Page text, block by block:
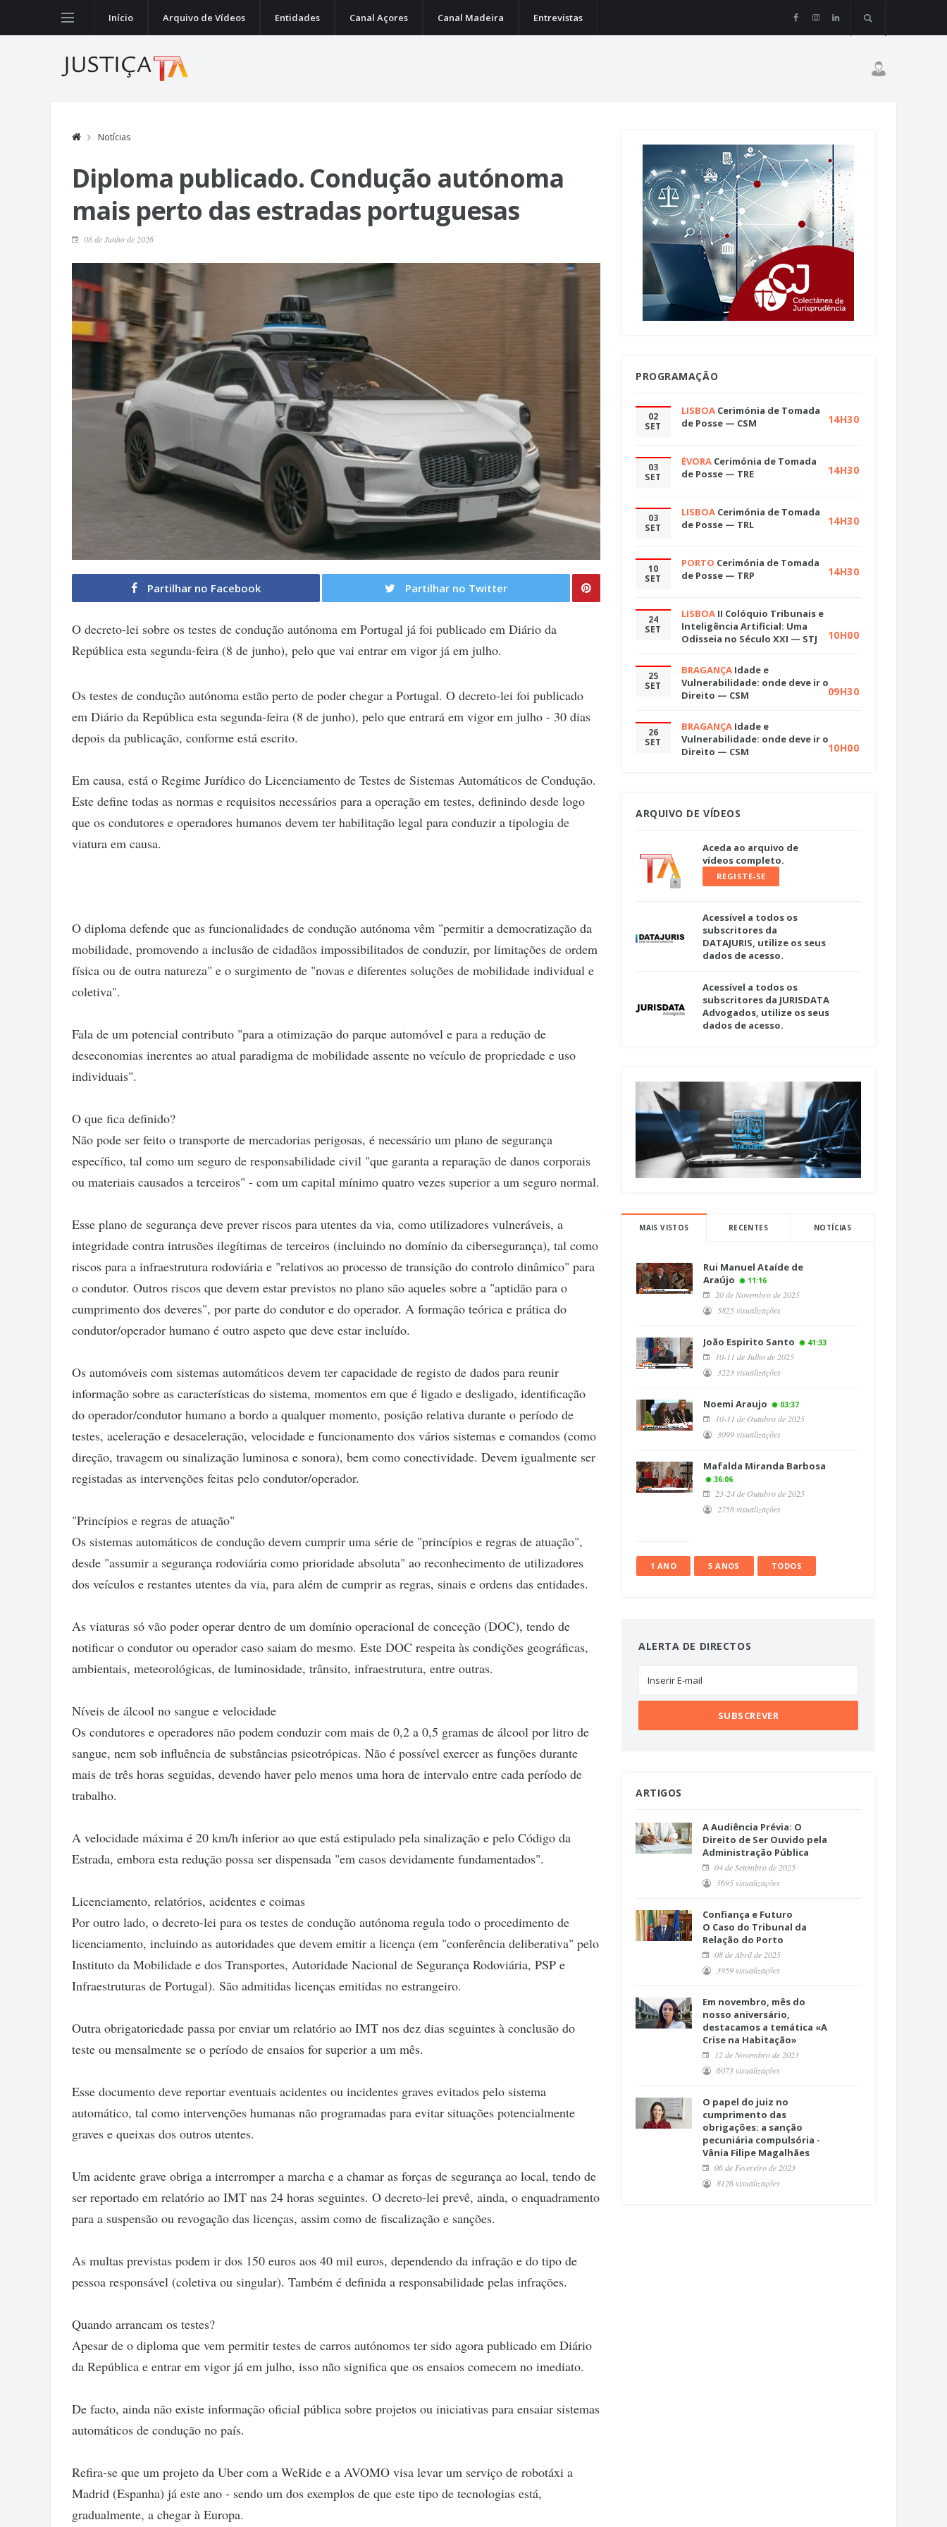
Início Arquivo de Vídeos Entidades Canal Açores Canal Madeira Entrevistas
Notícias
Diploma publicado. Condução autónoma
mais perto das estradas portuguesas
08 de Junho de 2026
Partilhar no Facebook Partilhar no Twitter
O decreto-lei sobre os testes de condução autónoma em Portugal já foi publicado em Diário da
República esta segunda-feira (8 de junho), pelo que vai entrar em vigor já em julho.
Os testes de condução autónoma estão perto de poder chegar a Portugal. O decreto-lei foi publicado
em Diário da República esta segunda-feira (8 de junho), pelo que entrará em vigor em julho - 30 dias
depois da publicação, conforme está escrito.
Em causa, está o Regime Jurídico do Licenciamento de Testes de Sistemas Automáticos de Condução.
Este define todas as normas e requisitos necessários para a operação em testes, definindo desde logo
que os condutores e operadores humanos devem ter habilitação legal para conduzir a tipologia de
viatura em causa.
O diploma defende que as funcionalidades de condução autónoma vêm "permitir a democratização da
mobilidade, promovendo a inclusão de cidadãos impossibilitados de conduzir, por limitações de ordem
física ou de outra natureza" e o surgimento de "novas e diferentes soluções de mobilidade individual e
coletiva".
Fala de um potencial contributo "para a otimização do parque automóvel e para a redução de
deseconomias inerentes ao atual paradigma de mobilidade assente no veículo de propriedade e uso
individuais".
O que fica definido?
Não pode ser feito o transporte de mercadorias perigosas, é necessário um plano de segurança
específico, tal como um seguro de responsabilidade civil "que garanta a reparação de danos corporais
ou materiais causados a terceiros" - com um capital mínimo quatro vezes superior a um seguro normal.
Esse plano de segurança deve prever riscos para utentes da via, como utilizadores vulneráveis, a
integridade contra intrusões ilegítimas de terceiros (incluindo no domínio da cibersegurança), tal como
riscos para a infraestrutura rodoviária e "relativos ao processo de transição do controlo dinâmico" para
o condutor. Outros riscos que devem estar previstos no plano são aqueles sobre a "aptidão para o
cumprimento dos deveres", por parte do condutor e do operador. A formação teórica e prática do
condutor/operador humano é outro aspeto que deve estar incluído.
Os automóveis com sistemas automáticos devem ter capacidade de registo de dados para reunir
informação sobre as características do sistema, momentos em que é ligado e desligado, identificação
do operador/condutor humano a bordo a qualquer momento, posição relativa durante o período de
testes, aceleração e desaceleração, velocidade e funcionamento dos vários sistemas e comandos (como
direção, travagem ou sinalização luminosa e sonora), bem como conectividade. Devem igualmente ser
registadas as intervenções feitas pelo condutor/operador.
"Princípios e regras de atuação"
Os sistemas automáticos de condução devem cumprir uma série de "princípios e regras de atuação",
desde "assumir a segurança rodoviária como prioridade absoluta" ao reconhecimento de utilizadores
dos veículos e restantes utentes da via, para além de cumprir as regras, sinais e ordens das entidades.
As viaturas só vão poder operar dentro de um domínio operacional de conceção (DOC), tendo de
notificar o condutor ou operador caso saiam do mesmo. Este DOC respeita às condições geográficas,
ambientais, meteorológicas, de luminosidade, trânsito, infraestrutura, entre outras.
Níveis de álcool no sangue e velocidade
Os condutores e operadores não podem conduzir com mais de 0,2 a 0,5 gramas de álcool por litro de
sangue, nem sob influência de substâncias psicotrópicas. Não é possível exercer as funções durante
mais de três horas seguidas, devendo haver pelo menos uma hora de intervalo entre cada período de
trabalho.
A velocidade máxima é 20 km/h inferior ao que está estipulado pela sinalização e pelo Código da
Estrada, embora esta redução possa ser dispensada "em casos devidamente fundamentados".
Licenciamento, relatórios, acidentes e coimas
Por outro lado, o decreto-lei para os testes de condução autónoma regula todo o procedimento de
licenciamento, incluindo as autoridades que devem emitir a licença (em "conferência deliberativa" pelo
Instituto da Mobilidade e dos Transportes, Autoridade Nacional de Segurança Rodoviária, PSP e
Infraestruturas de Portugal). São admitidas licenças emitidas no estrangeiro.
Outra obrigatoriedade passa por enviar um relatório ao IMT nos dez dias seguintes à conclusão do
teste ou mensalmente se o período de ensaios for superior a um mês.
Esse documento deve reportar eventuais acidentes ou incidentes graves evitados pelo sistema
automático, tal como intervenções humanas não programadas para evitar situações potencialmente
graves e queixas dos outros utentes.
Um acidente grave obriga a interromper a marcha e a chamar as forças de segurança ao local, tendo de
ser reportado em relatório ao IMT nas 24 horas seguintes. O decreto-lei prevê, ainda, o enquadramento
para a suspensão ou revogação das licenças, assim como de fiscalização e sanções.
As multas previstas podem ir dos 150 euros aos 40 mil euros, dependendo da infração e do tipo de
pessoa responsável (coletiva ou singular). Também é definida a responsabilidade pelas infrações.
Quando arrancam os testes?
Apesar de o diploma que vem permitir testes de carros autónomos ter sido agora publicado em Diário
da República e entrar em vigor já em julho, isso não significa que os ensaios comecem no imediato.
De facto, ainda não existe informação oficial pública sobre projetos ou iniciativas para ensaiar sistemas
automáticos de condução no país.
Refira-se que um projeto da Uber com a WeRide e a AVOMO visa levar um serviço de robotáxi a
Madrid (Espanha) já este ano - sendo um dos exemplos de que este tipo de tecnologias está,
gradualmente, a chegar à Europa.
PROGRAMAÇÃO
02
SET
LISBOA Cerimónia de Tomada
de Posse — CSM
14H30
03
SET
ÉVORA Cerimónia de Tomada
de Posse — TRE
14H30
03
SET
LISBOA Cerimónia de Tomada
de Posse — TRL
14H30
10
SET
PORTO Cerimónia de Tomada
de Posse — TRP
14H30
24
SET
LISBOA II Colóquio Tribunais e
Inteligência Artificial: Uma
Odisseia no Século XXI — STJ
10H00
25
SET
BRAGANÇA Idade e
Vulnerabilidade: onde deve ir o
Direito — CSM
09H30
26
SET
BRAGANÇA Idade e
Vulnerabilidade: onde deve ir o
Direito — CSM
10H00
ARQUIVO DE VÍDEOS
Aceda ao arquivo de
vídeos completo.
REGISTE-SE
Acessível a todos os
subscritores da
DATAJURIS, utilize os seus
dados de acesso.
Acessível a todos os
subscritores da JURISDATA
Advogados, utilize os seus
dados de acesso.
MAIS VISTOS RECENTES NOTÍCIAS
Rui Manuel Ataíde de
Araújo
11:16
20 de Novembro de 2025
5825 visualizações
João Espirito Santo 41:33
10-11 de Julho de 2025
3223 visualizações
Noemi Araujo 03:37
10-11 de Outubro de 2025
3099 visualizações
Mafalda Miranda Barbosa
36:06
23-24 de Outubro de 2025
2758 visualizações
1 ANO 5 ANOS TODOS
ALERTA DE DIRECTOS
ARTIGOS
A Audiência Prévia: O
Direito de Ser Ouvido pela
Administração Pública
04 de Setembro de 2025
5695 visualizações
Confiança e Futuro
O Caso do Tribunal da
Relação do Porto
08 de Abril de 2025
3959 visualizações
Em novembro, mês do
nosso aniversário,
destacamos a temática «A
Crise na Habitação»
12 de Novembro de 2023
6073 visualizações
O papel do juiz no
cumprimento das
obrigações: a sanção
pecuniária compulsória -
Vânia Filipe Magalhães
06 de Fevereiro de 2023
8126 visualizações